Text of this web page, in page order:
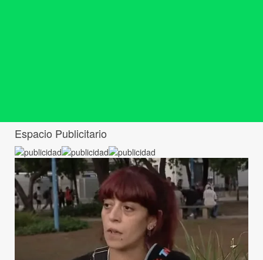
Espacio Publicitario